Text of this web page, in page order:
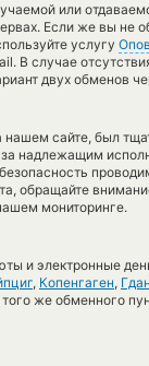
или
Если же вы не
услугу
В случае
двух обменов
сайте, был
надлежащим
обращайте
мониторинге.
и электронные
, Копенгаген,
же обменного